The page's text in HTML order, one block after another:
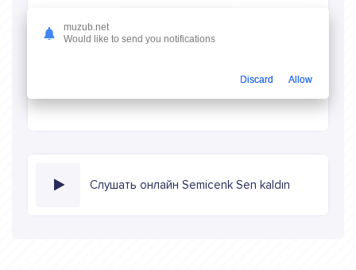
2:29, качество: 320 кбитс) бесплатно или слушать музыку
Слушать онлайн Semicenk Sen kaldın
muzub.net
Would like to send you notifications
Discard Allow